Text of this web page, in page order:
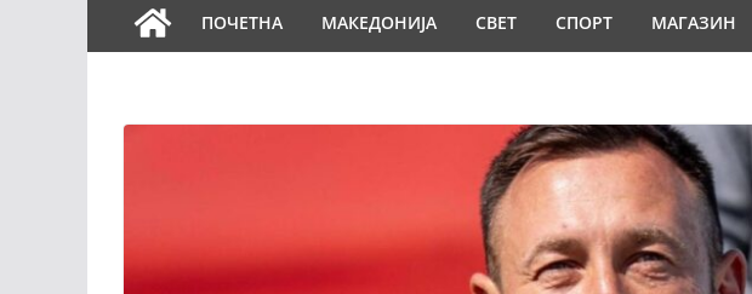
ПОЧЕТНА МАКЕДОНИЈА СВЕТ СПОРТ МАГАЗИН